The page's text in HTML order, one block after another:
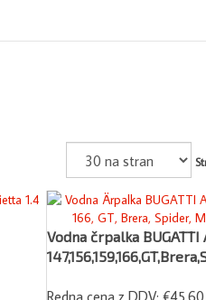
Vodna črpalka BUGATTI
Redna cena z DDV: €45.60